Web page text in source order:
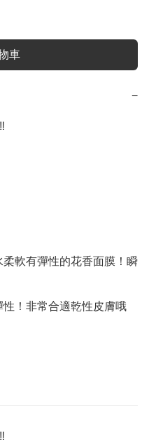
車
−
軟有彈性的花香面膜！瞬
！非常合適乾性皮膚哦